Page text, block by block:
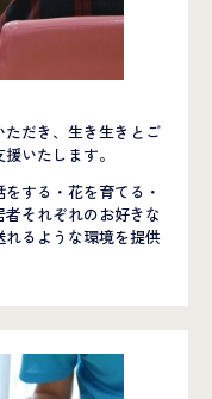
だき、生き生きとご
いたします。
する・花を育てる・
それぞれのお好きな
るような環境を提供